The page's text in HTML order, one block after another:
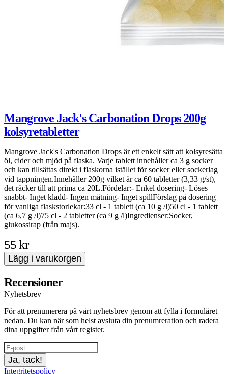
Mangrove Jack's Carbonation Drops 200g
kolsyretabletter
Mangrove Jack's Carbonation Drops är ett enkelt sätt att kolsyresätta
öl, cider och mjöd på flaska. Varje tablett innehåller ca 3 g socker
och kan tillsättas direkt i flaskorna istället för socker eller sockerlag
vid tappningen.Innehåller 200g vilket är ca 60 tabletter (3,33 g/st),
det räcker till att prima ca 20L.Fördelar:- Enkel dosering- Löses
snabbt- Inget kladd- Ingen mätning- Inget spillFörslag på dosering
för vanliga flaskstorlekar:33 cl - 1 tablett (ca 10 g /l)50 cl - 1 tablett
(ca 6,7 g /l)75 cl - 2 tabletter (ca 9 g /l)Ingredienser:Socker,
glukossirap (från majs).
55 kr
Lägg i varukorgen
Recensioner
Nyhetsbrev
För att prenumerera på vårt nyhetsbrev genom att fylla i formuläret
nedan. Du kan när som helst avsluta din prenumreration och radera
dina uppgifter från vårt register.
Ja, tack!
Integritetspolicy